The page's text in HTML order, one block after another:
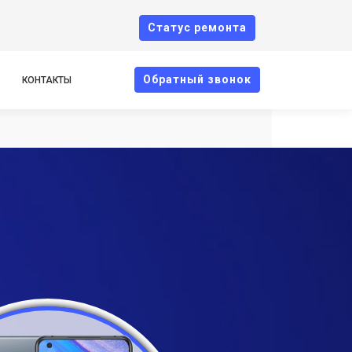
Cтатус ремонта
КОНТАКТЫ Oбратный звонок